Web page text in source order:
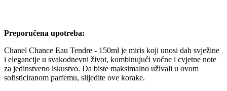
Preporučena upotreba:
Chanel Chance Eau Tendre - 150ml je miris koji unosi dah svježine
i elegancije u svakodnevni život, kombinujući voćne i cvjetne note
za jedinstveno iskustvo. Da biste maksimalno uživali u ovom
sofisticiranom parfemu, slijedite ove korake.